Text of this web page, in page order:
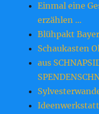
Einmal eine
erzählen …
Blühpakt
Schaukasten
aus
Ideenwerkstatt